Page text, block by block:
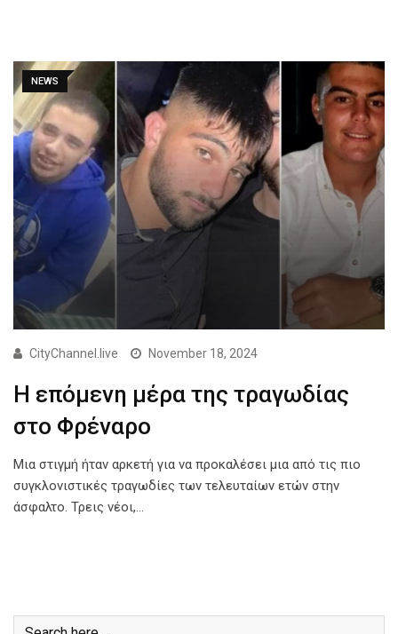
NEWS
CityChannel.live November 18, 2024
Η επόμενη μέρα της τραγωδίας
στο Φρέναρο
Μια στιγμή ήταν αρκετή για να προκαλέσει μια από τις πιο
συγκλονιστικές τραγωδίες των τελευταίων ετών στην
άσφαλτο. Τρεις νέοι,…